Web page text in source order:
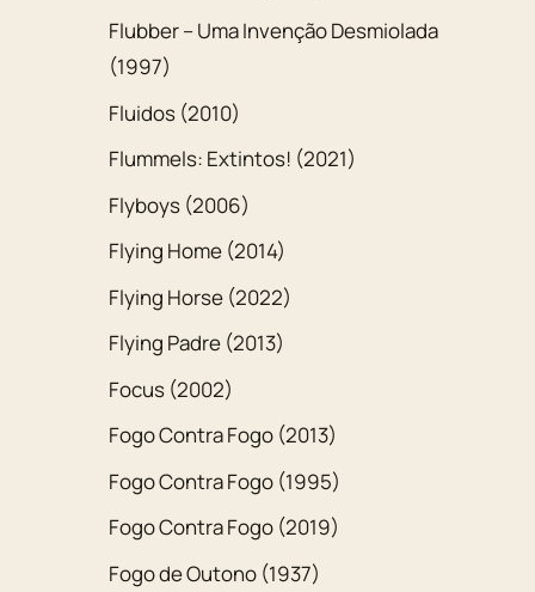
Flubber – Uma Invenção Desmiolada
(1997)
Fluidos (2010)
Flummels: Extintos! (2021)
Flyboys (2006)
Flying Home (2014)
Flying Horse (2022)
Flying Padre (2013)
Focus (2002)
Fogo Contra Fogo (2013)
Fogo Contra Fogo (1995)
Fogo Contra Fogo (2019)
Fogo de Outono (1937)